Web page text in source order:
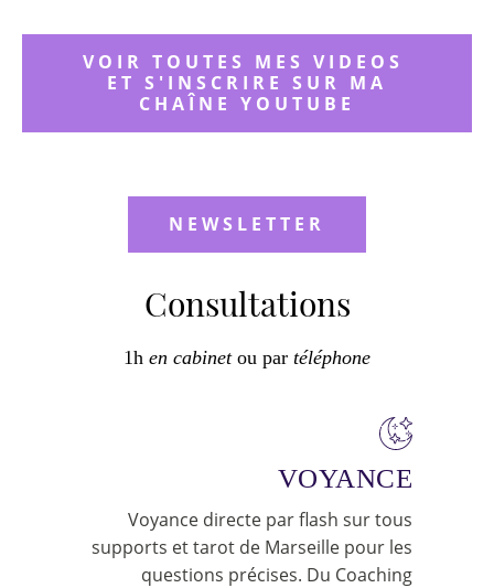
Consultations
1h en cabinetou par téléphone
VOYANCE
Voyance directe par flash sur tous
supports et tarot de Marseille pour les
questions précises. Du Coaching
VOIR TOUTES MES VIDEOS
ET S'INSCRIRE SUR MA
CHAÎNE YOUTUBE
NEWSLETTER